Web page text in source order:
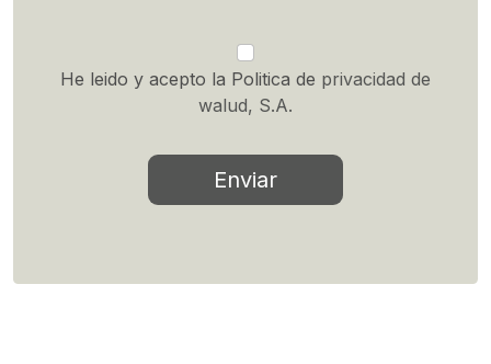
He leido y acepto la Politica de privacidad de
walud, S.A.
Enviar